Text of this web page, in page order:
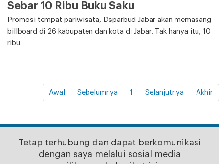
Sebar 10 Ribu Buku Saku
Promosi tempat pariwisata, Dsparbud Jabar akan memasang
billboard di 26 kabupaten dan kota di Jabar. Tak hanya itu, 10
ribu
Awal Sebelumnya 1 Selanjutnya Akhir
Tetap terhubung dan dapat berkomunikasi
dengan saya melalui sosial media